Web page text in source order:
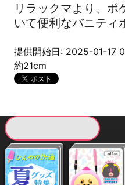
リラックマより、ポ
いて便利なバニティ
提供開始日: 2025-01-17
約21cm